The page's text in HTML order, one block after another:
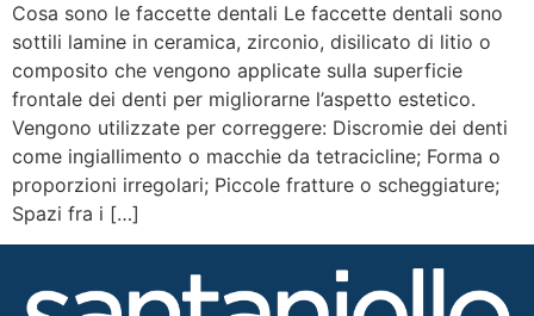
Cosa sono le faccette dentali Le faccette dentali sono
sottili lamine in ceramica, zirconio, disilicato di litio o
composito che vengono applicate sulla superficie
frontale dei denti per migliorarne l’aspetto estetico.
Vengono utilizzate per correggere: Discromie dei denti
come ingiallimento o macchie da tetracicline; Forma o
proporzioni irregolari; Piccole fratture o scheggiature;
Spazi fra i […]